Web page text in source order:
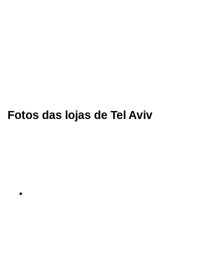
Fotos das lojas de Tel Aviv